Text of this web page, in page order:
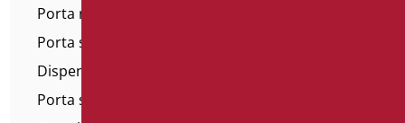
Porta rotolo
Porta sapone
Dispenser sapone
Porta scopino